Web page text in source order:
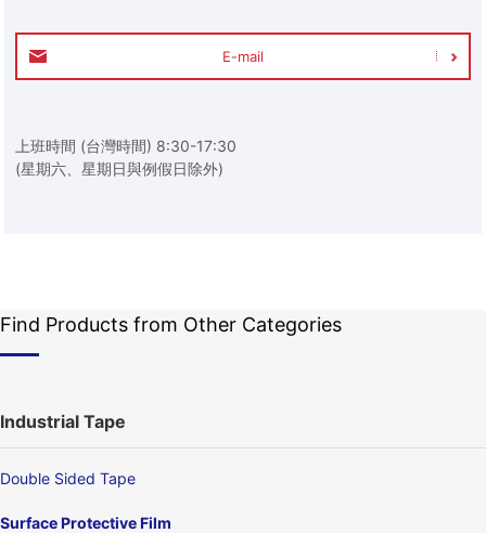
E-mail
上班時間 (台灣時間) 8:30-17:30
(星期六、星期日與例假日除外)
Find Products from Other Categories
Industrial Tape
Double Sided Tape
Surface Protective Film